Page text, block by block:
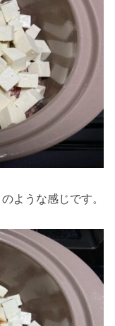
ような感じです。